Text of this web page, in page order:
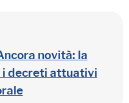
novità: la
i decreti attuativi